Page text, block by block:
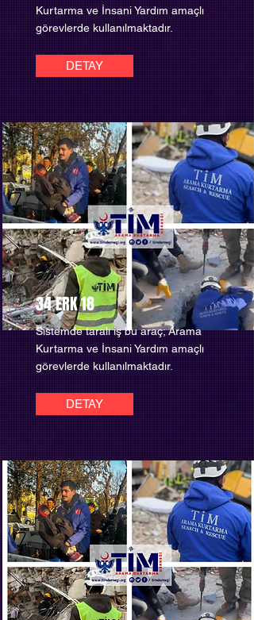
Kurtarma ve İnsani Yardım amaçlı
görevlerde kullanılmaktadır.
DETAY
34 ERK 18
Sistemde taralı iş bu araç; Arama
Kurtarma ve İnsani Yardım amaçlı
görevlerde kullanılmaktadır.
DETAY